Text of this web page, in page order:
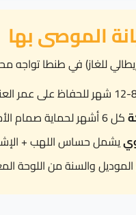
الموصى بها
كل 6 أشهر لحماية صمام الأمان من العمل المتكرر.
يشمل حساس اللهب +
والسنة من اللوحة